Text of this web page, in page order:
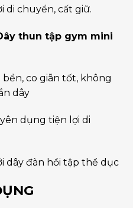
chuyển, cất giữ.
thun tập gym mini